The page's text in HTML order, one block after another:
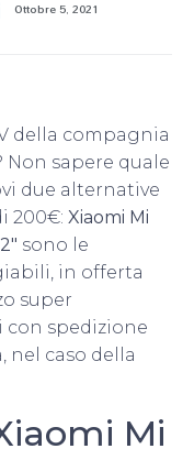
Ottobre 5, 2021
della compagnia
sapere quale
due alternative
200€: Xiaomi Mi
sono le
in offerta
super
con spedizione
nel caso della
Mi